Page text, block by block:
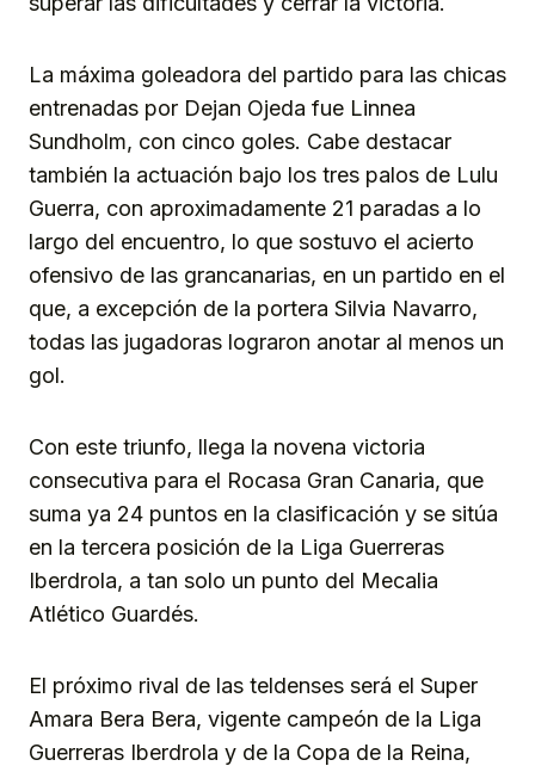
La máxima goleadora del partido para las chicas
entrenadas por Dejan Ojeda fue Linnea
Sundholm, con cinco goles. Cabe destacar
también la actuación bajo los tres palos de Lulu
Guerra, con aproximadamente 21 paradas a lo
largo del encuentro, lo que sostuvo el acierto
ofensivo de las grancanarias, en un partido en el
que, a excepción de la portera Silvia Navarro,
todas las jugadoras lograron anotar al menos un
gol.
Con este triunfo, llega la novena victoria
consecutiva para el Rocasa Gran Canaria, que
suma ya 24 puntos en la clasificación y se sitúa
en la tercera posición de la Liga Guerreras
Iberdrola, a tan solo un punto del Mecalia
Atlético Guardés.
El próximo rival de las teldenses será el Super
Amara Bera Bera, vigente campeón de la Liga
Guerreras Iberdrola y de la Copa de la Reina,